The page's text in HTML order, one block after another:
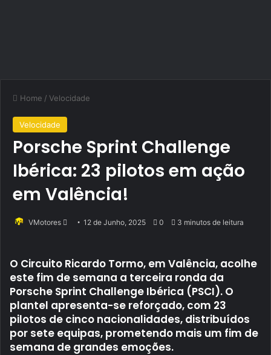
Home / Velocidade
Velocidade
Porsche Sprint Challenge
Ibérica: 23 pilotos em ação
em Valência!
VMotores
Send12 de Junho, 2025 0 3 minutos de leitura
O Circuito Ricardo Tormo, em Valência, acolhe
este fim de semana a terceira ronda da
Porsche Sprint Challenge Ibérica (PSCI). O
plantel apresenta-se reforçado, com 23
pilotos de cinco nacionalidades, distribuídos
por sete equipas, prometendo mais um fim de
semana de grandes emoções.